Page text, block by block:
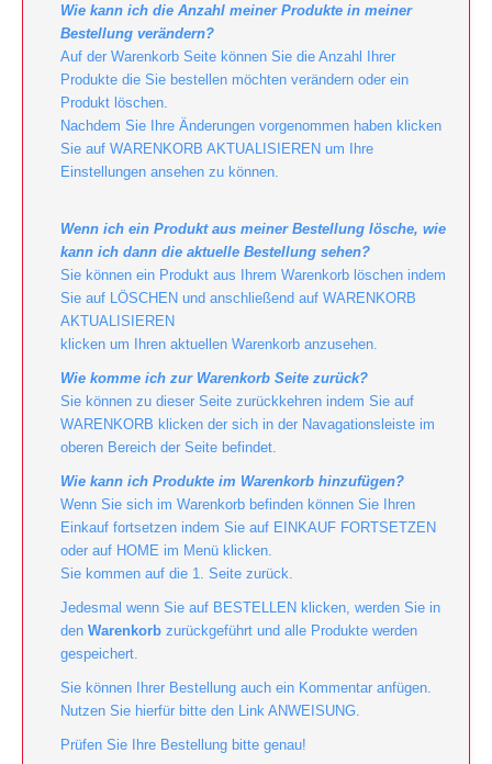
Wie kann ich die Anzahl meiner Produkte in meiner
Bestellung verändern?
Auf der Warenkorb Seite können Sie die Anzahl Ihrer
Produkte die Sie bestellen möchten verändern oder ein
Produkt löschen.
Nachdem Sie Ihre Änderungen vorgenommen haben klicken
Sie auf WARENKORB AKTUALISIEREN um Ihre
Einstellungen ansehen zu können.
Wenn ich ein Produkt aus meiner Bestellung lösche, wie
kann ich dann die aktuelle Bestellung sehen?
Sie können ein Produkt aus Ihrem Warenkorb löschen indem
Sie auf LÖSCHEN und anschließend auf WARENKORB
AKTUALISIEREN
klicken um Ihren aktuellen Warenkorb anzusehen.
Wie komme ich zur Warenkorb Seite zurück?
Sie können zu dieser Seite zurückkehren indem Sie auf
WARENKORB klicken der sich in der Navagationsleiste im
oberen Bereich der Seite befindet.
Wie kann ich Produkte im Warenkorb hinzufügen?
Wenn Sie sich im Warenkorb befinden können Sie Ihren
Einkauf fortsetzen indem Sie auf EINKAUF FORTSETZEN
oder auf HOME im Menü klicken.
Sie kommen auf die 1. Seite zurück.
Jedesmal wenn Sie auf BESTELLEN klicken, werden Sie in
den Warenkorbzurückgeführt und alle Produkte werden
gespeichert.
Sie können Ihrer Bestellung auch ein Kommentar anfügen.
Nutzen Sie hierfür bitte den Link ANWEISUNG.
Prüfen Sie Ihre Bestellung bitte genau!